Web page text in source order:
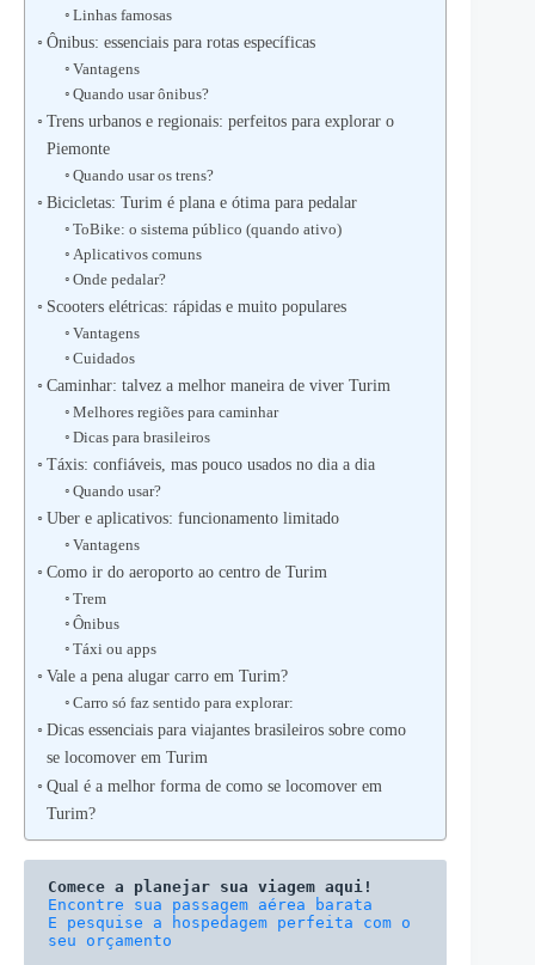
Linhas famosas
Ônibus: essenciais para rotas específicas
Vantagens
Quando usar ônibus?
Trens urbanos e regionais: perfeitos para explorar o
Piemonte
Quando usar os trens?
Bicicletas: Turim é plana e ótima para pedalar
ToBike: o sistema público (quando ativo)
Aplicativos comuns
Onde pedalar?
Scooters elétricas: rápidas e muito populares
Vantagens
Cuidados
Caminhar: talvez a melhor maneira de viver Turim
Melhores regiões para caminhar
Dicas para brasileiros
Táxis: confiáveis, mas pouco usados no dia a dia
Quando usar?
Uber e aplicativos: funcionamento limitado
Vantagens
Como ir do aeroporto ao centro de Turim
Trem
Ônibus
Táxi ou apps
Vale a pena alugar carro em Turim?
Carro só faz sentido para explorar:
Dicas essenciais para viajantes brasileiros sobre como
se locomover em Turim
Qual é a melhor forma de como se locomover em
Turim?
Comece a planejar sua viagem aqui!
E pesquise a hospedagem perfeita com o
seu orçamento